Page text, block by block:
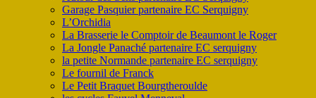
Garage Pasquier partenaire EC Serquigny
L’Orchidia
La Brasserie le Comptoir de Beaumont le Roger
La Jongle Panaché partenaire EC serquigny
la petite Normande partenaire EC serquigny
Le fournil de Franck
Le Petit Braquet Bourgtheroulde